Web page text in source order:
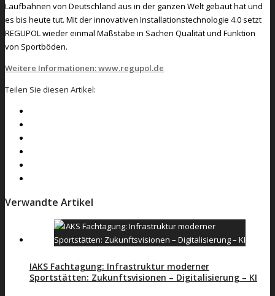
Laufbahnen von Deutschland aus in der ganzen Welt gebaut hat und
es bis heute tut. Mit der innovativen Installationstechnologie 4.0 setzt
REGUPOL wieder einmal Maßstäbe in Sachen Qualität und Funktion
von Sportböden.
Weitere Informationen: www.regupol.de
Teilen Sie diesen Artikel:
Verwandte Artikel
IAKS Fachtagung: Infrastruktur moderner
Sportstätten: Zukunftsvisionen – Digitalisierung – KI